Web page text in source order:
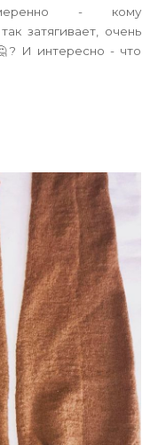
- кому
затягивает, очень
И интересно - что